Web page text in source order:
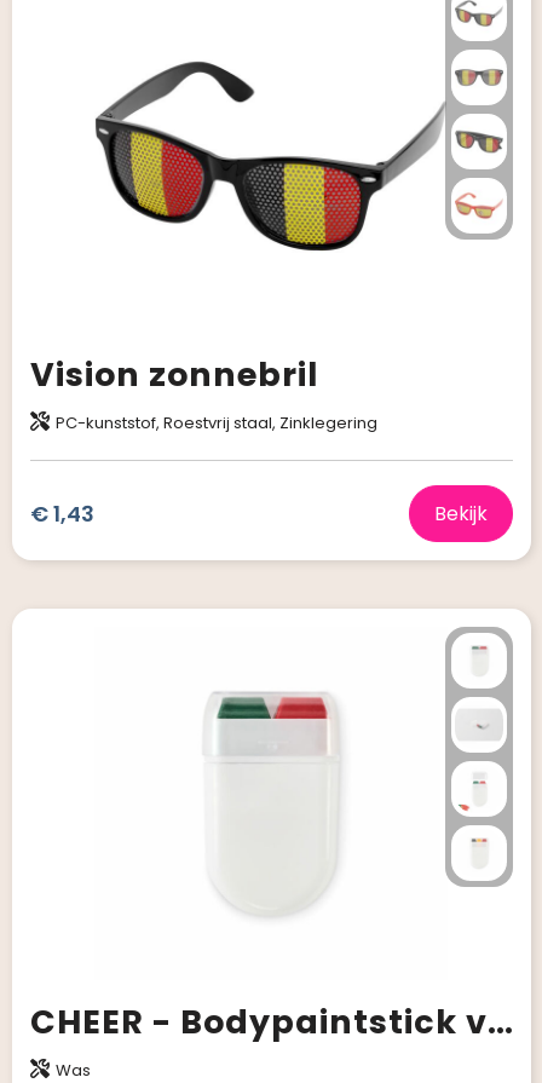
Vision zonnebril
PC-kunststof, Roestvrij staal, Zinklegering
€ 1,43 Bekijk
CHEER - Bodypaintstick vlagkleuren
Was